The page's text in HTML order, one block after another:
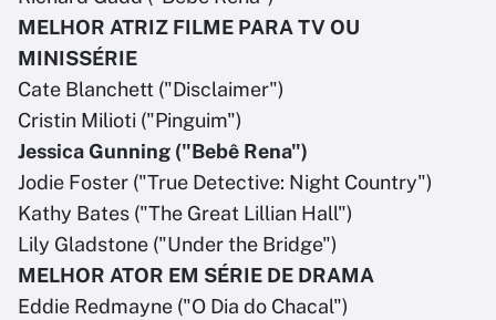
MELHOR ATRIZ FILME PARA TV OU
MINISSÉRIE
Cate Blanchett ("Disclaimer")
Cristin Milioti ("Pinguim")
Jessica Gunning ("Bebê Rena")
Jodie Foster ("True Detective: Night Country")
Kathy Bates ("The Great Lillian Hall")
Lily Gladstone ("Under the Bridge")
MELHOR ATOR EM SÉRIE DE DRAMA
Eddie Redmayne ("O Dia do Chacal")